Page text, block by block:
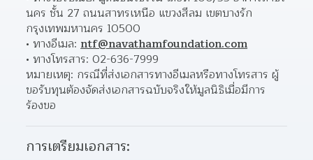
นคร ชั้น 27 ถนนสาทรเหนือ แขวงสีลม เขตบางรัก
กรุงเทพมหานคร 10500
ทางอีเมล: ntf@navathamfoundation.com
ทางโทรสาร: 02-636-7999
หมายเหตุ: กรณีที่ส่งเอกสารทางอีเมลหรือทางโทรสาร ผู้
ขอรับทุนต้องจัดส่งเอกสารฉบับจริงให้มูลนิธิเมื่อมีการ
ร้องขอ
การเตรียมเอกสาร: